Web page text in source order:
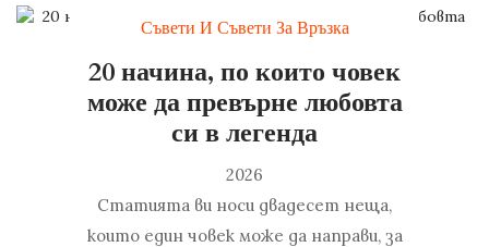
Съвети И Съвети За Връзка
20 начина, по които човек
може да превърне любовта
си в легенда
2026
Статията ви носи двадесет неща,
които един човек може да направи, за